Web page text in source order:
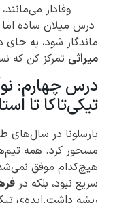
وفادار
درس میلان ساده
ماندگار شود، به
میراثی تمرکز کن که
درس چهارم:
تیکی‌تاکا تا
بارسلونا در سال‌های
مسحور کرد. همه
هیچ‌کدام موفق
سریع نبود، بلکه در